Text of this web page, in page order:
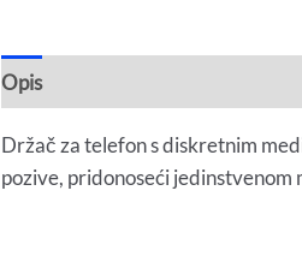
Opis
Držač za telefon s diskretnim
pozive, pridonoseći jedinstvenom